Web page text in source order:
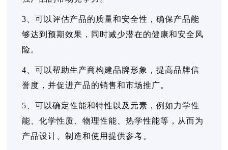
3、可以评估产品的质量和安全性，确保产品能
够达到预期效果，同时减少潜在的健康和安全风
险。
4、可以帮助生产商构建品牌形象，提高品牌信
誉度，并促进产品的销售和市场推广。
5、可以确定性能和特性以及元素，例如力学性
能、化学性质、物理性能、热学性能等，从而为
产品设计、制造和使用提供参考。